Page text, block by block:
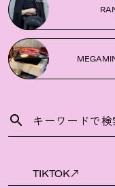
TIKTOK